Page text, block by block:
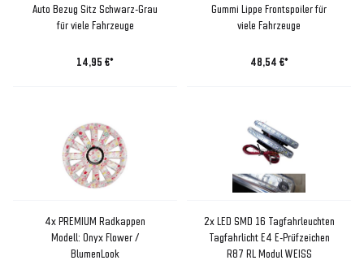
Auto Bezug Sitz Schwarz-Grau
für viele Fahrzeuge
14,95 €*
Gummi Lippe Frontspoiler für
viele Fahrzeuge
48,54 €*
4x PREMIUM Radkappen
Modell: Onyx Flower /
BlumenLook
2x LED SMD 16 Tagfahrleuchten
Tagfahrlicht E4 E-Prüfzeichen
R87 RL Modul WEISS